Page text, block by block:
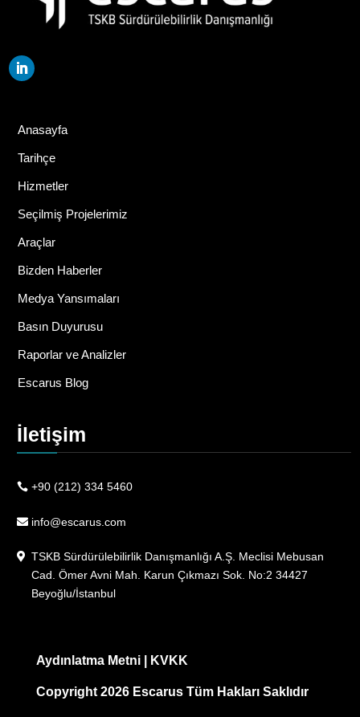
Anasayfa
Tarihçe
Hizmetler
Seçilmiş Projelerimiz
Araçlar
Bizden Haberler
Medya Yansımaları
Basın Duyurusu
Raporlar ve Analizler
Escarus Blog
İletişim
+90 (212) 334 5460
info@escarus.com
TSKB Sürdürülebilirlik Danışmanlığı A.Ş. Meclisi Mebusan
Cad. Ömer Avni Mah. Karun Çıkmazı Sok. No:2 34427
Beyoğlu/İstanbul
Aydınlatma Metni| KVKK
Copyright 2026 Escarus Tüm Hakları Saklıdır